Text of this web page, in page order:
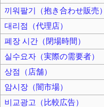
끼워팔기（抱き合わせ販売）
대리점（代理店）
폐장 시간（閉場時間）
실수요자（実際の需要者）
상점（店舗）
암시장（闇市場）
비교광고（比較広告）